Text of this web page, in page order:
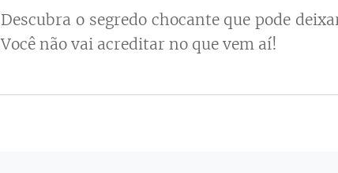
Descubra o segredo chocante que pode
Você não vai acreditar no que vem aí!